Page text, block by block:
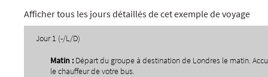
Afficher tous les jours détaillés de cet exemple de voyage
Jour 1 (-/L/D)
Matin : Départ du groupe à destination de Londres le matin.
le chauffeur de votre bus.